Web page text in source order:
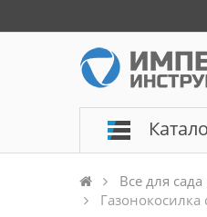
Все для
Газонокосилка